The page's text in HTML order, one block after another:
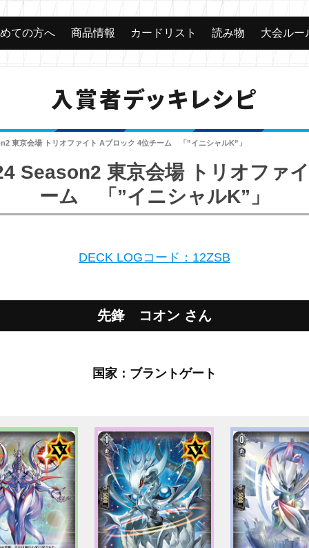
ての方へ 商品情報 カードリスト 読み物 大会ルー
入賞者デッキレシピ
東京会場 トリオファイト Aブロック 4位チーム 「”イニシャルK”」
Season2 東京会場 トリオファ
ーム 「”イニシャルK”」
DECK LOGコード：12ZSB
先鋒 コオン さん
国家：ブラントゲート